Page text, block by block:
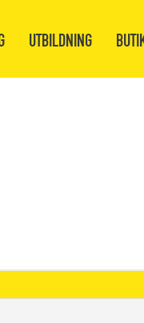
UTBILDNING